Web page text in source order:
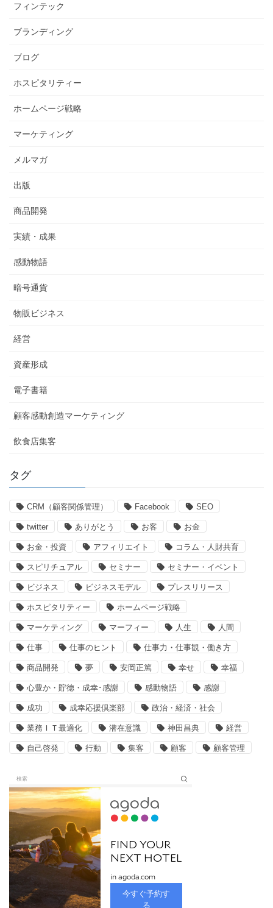
フィンテック
ブランディング
ブログ
ホスピタリティー
ホームページ戦略
マーケティング
メルマガ
出版
商品開発
実績・成果
感動物語
暗号通貨
物販ビジネス
経営
資産形成
電子書籍
顧客感動創造マーケティング
飲食店集客
タグ
CRM（顧客関係管理） Facebook SEO
twitter ありがとう お客 お金
お金・投資 アフィリエイト コラム・人財共育
スピリチュアル セミナー セミナー・イベント
ビジネス ビジネスモデル プレスリリース
ホスピタリティー ホームページ戦略
マーケティング マーフィー 人生 人間
仕事 仕事のヒント 仕事力・仕事観・働き方
商品開発 夢 安岡正篤 幸せ 幸福
心豊か・貯徳・成幸･感謝 感動物語 感謝
成功 成幸応援倶楽部 政治・経済・社会
業務ＩＴ最適化 潜在意識 神田昌典 経営
自己啓発 行動 集客 顧客 顧客管理